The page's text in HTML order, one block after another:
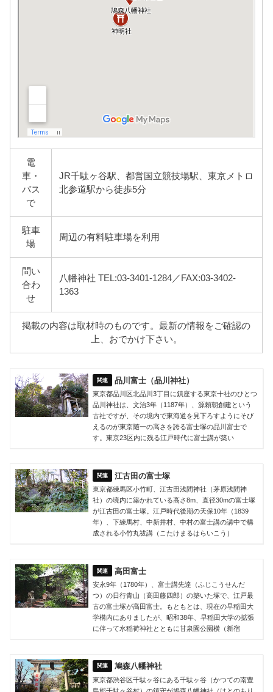
電
車・
バス
で
JR千駄ヶ谷駅、都営国立競技場駅、東京メトロ
北参道駅から徒歩5分
駐車
場
周辺の有料駐車場を利用
問い
合わ
せ
八幡神社 TEL:03-3401-1284／FAX:03-3402-
1363
掲載の内容は取材時のものです。最新の情報をご確認の
上、おでかけ下さい。
品川富士（品川神社）
東京都品川区北品川3丁目に鎮座する東京十社のひとつ
品川神社は、文治3年（1187年）、源頼朝創建という
古社ですが、その境内で東海道を見下ろすようにそび
えるのが東京随一の高さを誇る富士塚の品川富士で
す。東京23区内に残る江戸時代に富士講が築い
江古田の富士塚
東京都練馬区小竹町、江古田浅間神社（茅原浅間神
社）の境内に築かれている高さ8m、直径30mの富士塚
が江古田の富士塚。江戸時代後期の天保10年（1839
年）、下練馬村、中新井村、中村の富士講の講中で構
成される小竹丸祓講（こたけまるはらいこう）
高田富士
安永9年（1780年）、富士講先達（ふじこうせんだ
つ）の日行青山（高田藤四郎）の築いた塚で、江戸最
古の富士塚が高田富士。もともとは、現在の早稲田大
学構内にありましたが、昭和38年、早稲田大学の拡張
に伴って水稲荷神社とともに甘泉園公園横（新宿
鳩森八幡神社
東京都渋谷区千駄ヶ谷にある千駄ヶ谷（かつての南豊